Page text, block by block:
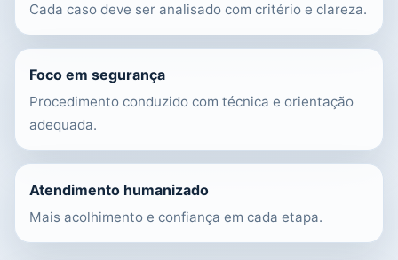
Cada caso deve ser analisado com critério e clareza.
Foco em segurança
Procedimento conduzido com técnica e orientação
adequada.
Atendimento humanizado
Mais acolhimento e confiança em cada etapa.